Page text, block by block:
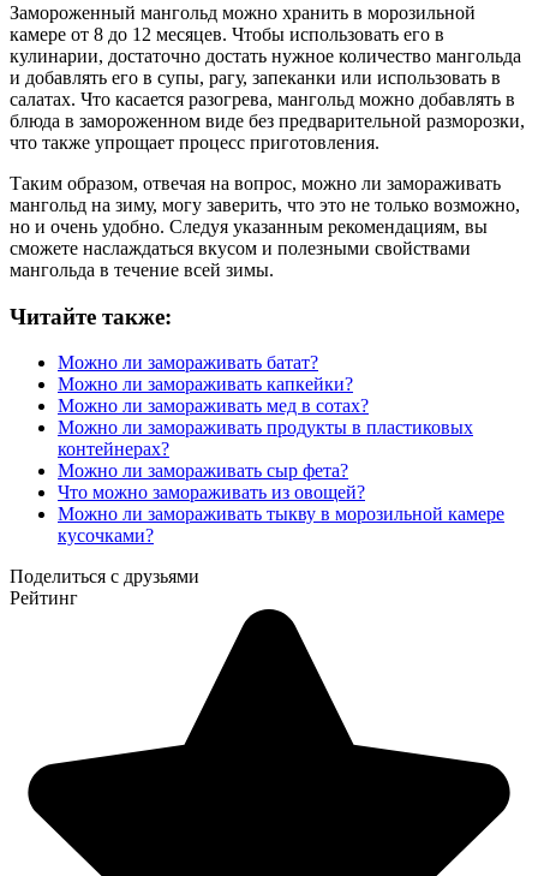
Замороженный мангольд можно хранить в морозильной
камере от 8 до 12 месяцев. Чтобы использовать его в
кулинарии, достаточно достать нужное количество мангольда
и добавлять его в супы, рагу, запеканки или использовать в
салатах. Что касается разогрева, мангольд можно добавлять в
блюда в замороженном виде без предварительной разморозки,
что также упрощает процесс приготовления.
Таким образом, отвечая на вопрос, можно ли замораживать
мангольд на зиму, могу заверить, что это не только возможно,
но и очень удобно. Следуя указанным рекомендациям, вы
сможете наслаждаться вкусом и полезными свойствами
мангольда в течение всей зимы.
Читайте также:
Можно ли замораживать батат?
Можно ли замораживать капкейки?
Можно ли замораживать мед в сотах?
Можно ли замораживать продукты в пластиковых
контейнерах?
Можно ли замораживать сыр фета?
Что можно замораживать из овощей?
Можно ли замораживать тыкву в морозильной камере
кусочками?
Поделиться с друзьями
Рейтинг